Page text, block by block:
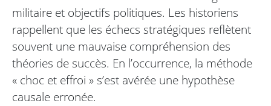
militaire et objectifs politiques. Les historiens
rappellent que les échecs stratégiques reflètent
souvent une mauvaise compréhension des
théories de succès. En l’occurrence, la méthode
« choc et effroi » s’est avérée une hypothèse
causale erronée.